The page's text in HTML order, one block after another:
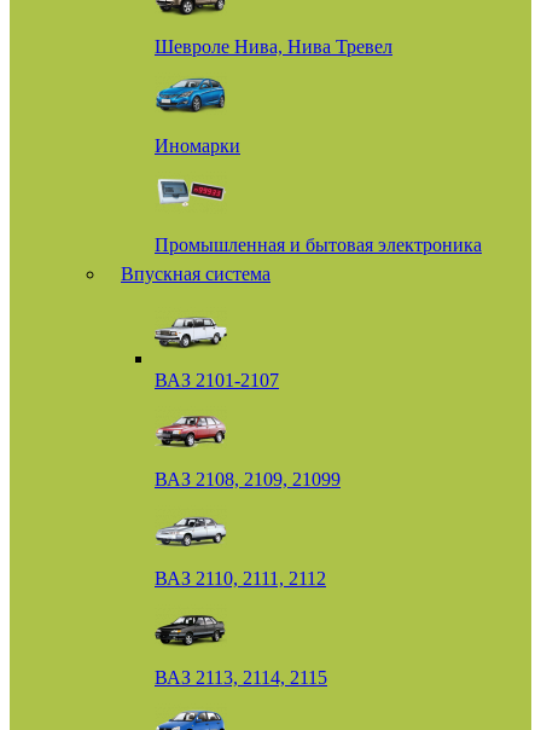
Шевроле Нива, Нива Тревел
Иномарки
Промышленная и бытовая электроника
Впускная система
ВАЗ 2101-2107
ВАЗ 2108, 2109, 21099
ВАЗ 2110, 2111, 2112
ВАЗ 2113, 2114, 2115